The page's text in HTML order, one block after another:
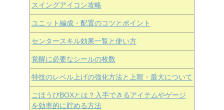
スイングアイコン攻略
ユニット編成・配置のコツとポイント
センタースキル効果一覧と使い方
覚醒に必要なシールの枚数
特技のレベル上げの強化方法と上限・最大について
ごほうびBOXとは？入手できるアイテムやゲージ
を効率的に貯める方法